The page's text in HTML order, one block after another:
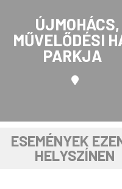
ÚJMOHÁCS,
MŰVELŐDÉSI
PARKJA
ESEMÉNYEK
HELYSZÍNEN